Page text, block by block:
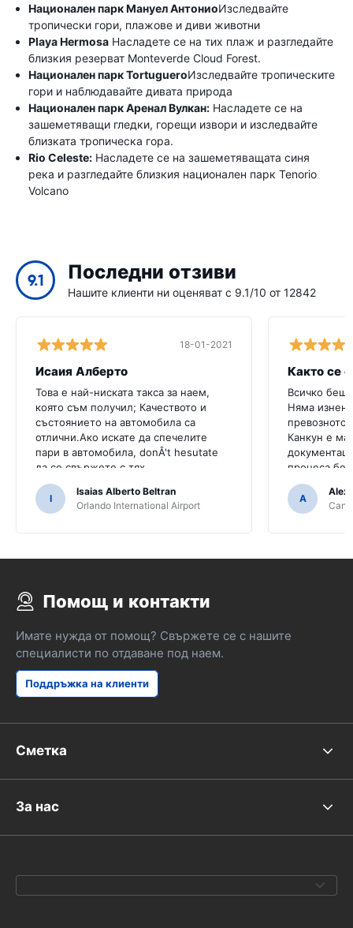
Национален парк Мануел АнтониоИзследвайте
тропически гори, плажове и диви животни
Playa Hermosa Насладете се на тих плаж и разгледайте
близкия резерват Monteverde Cloud Forest.
Национален парк TortugueroИзследвайте тропическите
гори и наблюдавайте дивата природа
Национален парк Аренал Вулкан: Насладете се на
зашеметяващи гледки, горещи извори и изследвайте
близката тропическа гора.
Rio Celeste: Насладете се на зашеметяващата синя
река и разгледайте близкия национален парк Tenorio
Volcano
9.1 Последни отзиви
Нашите клиенти ни оценяват с 9.1/10 от 12842
18-01-2021
Исаия Алберто
Това е най-ниската такса за наем,
която съм получил; Качеството и
състоянието на автомобила са
отлични.Ако искате да спечелите
пари в автомобила, donÂ't hesutate
да се свържете с тях
I
Isaias Alberto Beltran
Orlando International Airport
Както се
Всичко
Няма
превозното
Канкун е
процеса
A
Alex
Помощ и контакти
Имате нужда от помощ? Свържете се с нашите
специалисти по отдаване под наем.
Поддръжка на клиенти
Сметка
За нас